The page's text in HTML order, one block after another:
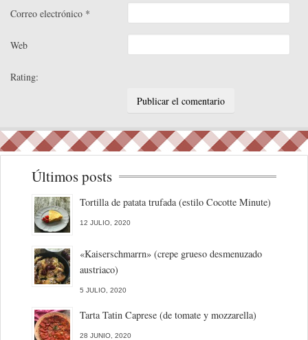
Correo electrónico *
Web
Rating:
Últimos posts
Tortilla de patata trufada (estilo Cocotte Minute)
12 JULIO, 2020
«Kaiserschmarrn» (crepe grueso desmenuzado
austriaco)
5 JULIO, 2020
Tarta Tatin Caprese (de tomate y mozzarella)
28 JUNIO, 2020